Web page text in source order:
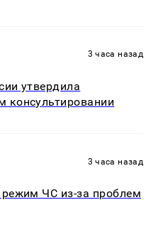
3 часа назад
утвердила
консультировании
3 часа назад
ЧС из-за проблем